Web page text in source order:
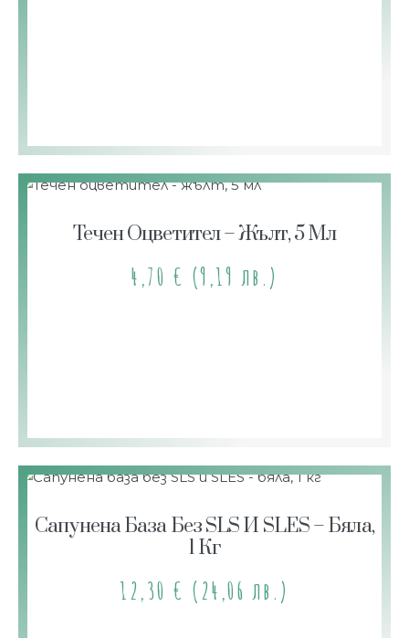
Течен Оцветител – Жълт, 5 Мл
4,70 € (9,19 лв.)
Сапунена База Без SLS И SLES – Бяла,
1 Кг
12,30 € (24,06 лв.)